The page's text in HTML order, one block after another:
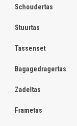
Schoudertas
Stuurtas
Tassenset
Bagagedragertas
Zadeltas
Frametas
.
.
.